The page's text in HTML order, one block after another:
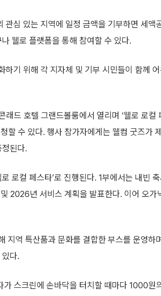
관심 있는 지역에 일정 금액을 기부하면 세액
웰로 플랫폼을 통해 참여할 수 있다.
하기 위해 각 지자체 및 기부 시민들이 함께
드 호텔 그랜드볼룸에서 열리며 ‘웰로 로컬
할 수 있다. 행사 참가자에게는 웰컴 굿즈가 제
된다.
로 로컬 페스타’로 진행된다. 1부에서는 내빈
2026년 서비스 계획을 발표한다. 이어 오가
지역 특산품과 문화를 결합한 부스를 운영하
다.
가 스크린에 손바닥을 터치할 때마다 1000원